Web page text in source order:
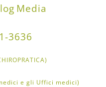
Media
3636
e gli Uffici medici)